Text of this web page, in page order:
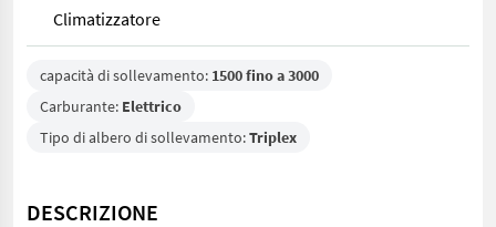
Climatizzatore
capacità di sollevamento: 1500 fino a 3000
Carburante: Elettrico
Tipo di albero di sollevamento:Triplex
DESCRIZIONE